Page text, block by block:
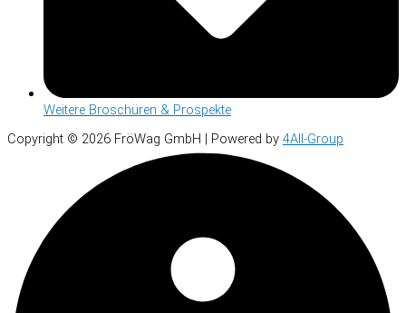
Weitere Broschüren & Prospekte
Copyright © 2026 FröWag GmbH | Powered by 4All-Group